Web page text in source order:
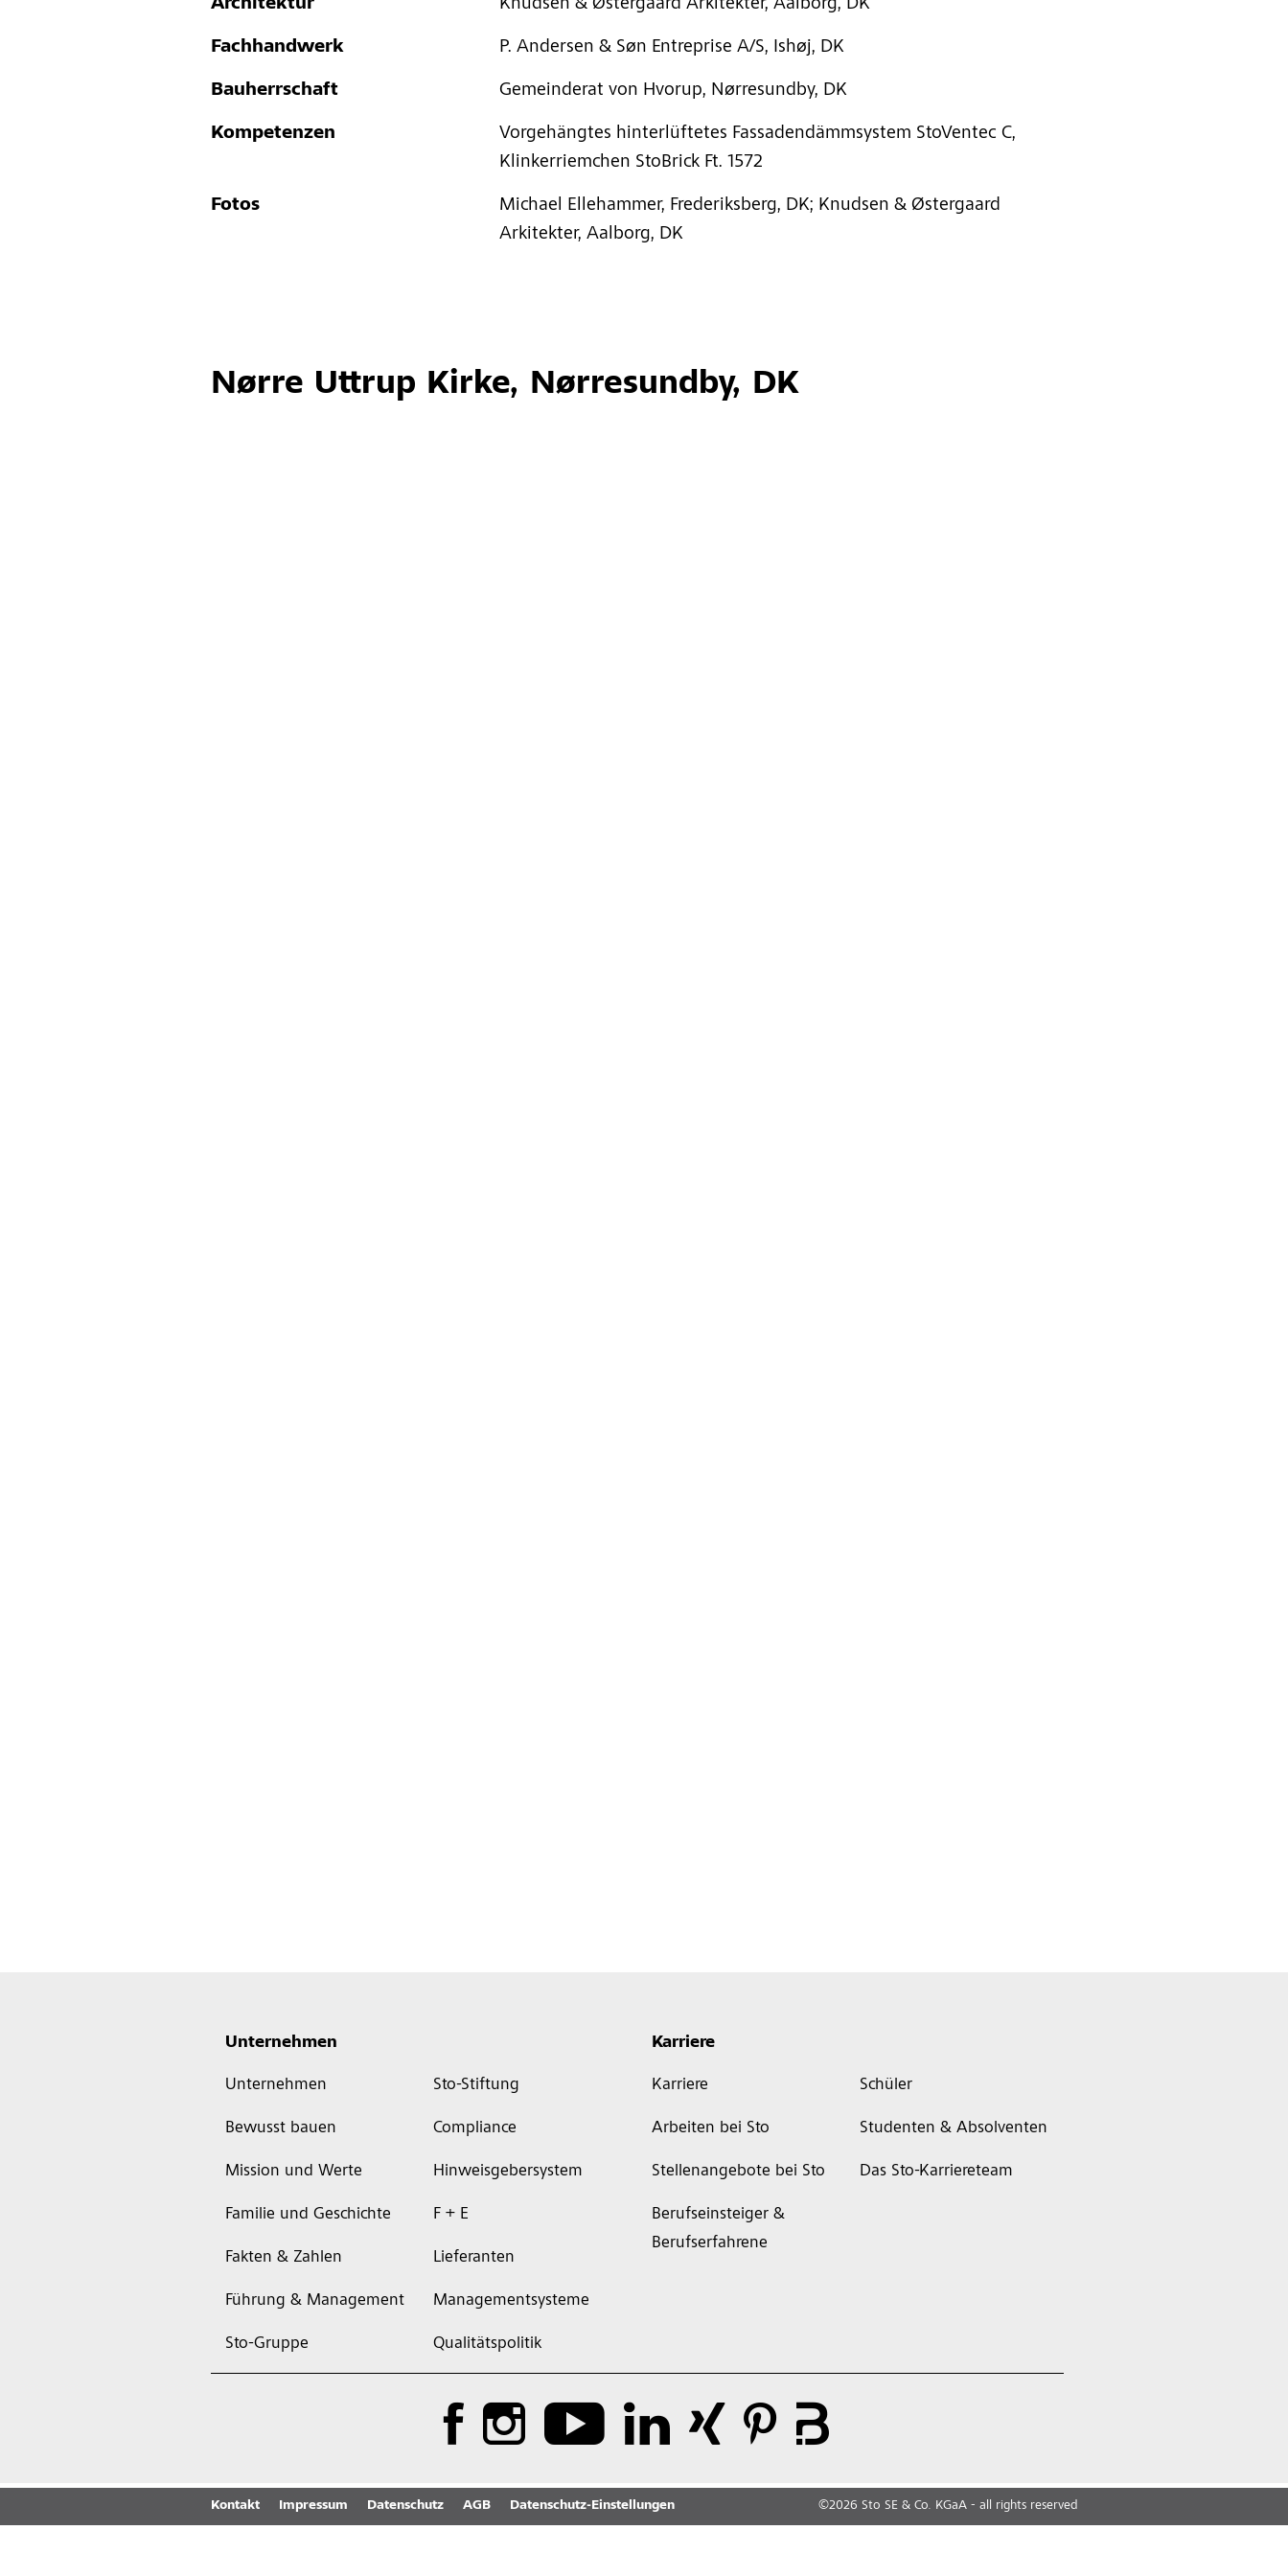
Architektur Knudsen & Østergaard Arkitekter, Aalborg, DK
Fachhandwerk P. Andersen & Søn Entreprise A/S, Ishøj, DK
Bauherrschaft Gemeinderat von Hvorup, Nørresundby, DK
Kompetenzen
Vorgehängtes hinterlüftetes Fassadendämmsystem StoVentec C,
Klinkerriemchen StoBrick Ft. 1572
Fotos
Michael Ellehammer, Frederiksberg, DK; Knudsen & Østergaard
Arkitekter, Aalborg, DK
Nørre Uttrup Kirke, Nørresundby, DK
Unternehmen
Unternehmen
Bewusst bauen
Mission und Werte
Familie und Geschichte
Fakten & Zahlen
Führung & Management
Sto-Gruppe
Sto-Stiftung
Compliance
Hinweisgebersystem
F + E
Lieferanten
Managementsysteme
Qualitätspolitik
Karriere
Karriere
Arbeiten bei Sto
Stellenangebote bei Sto
Berufseinsteiger &
Berufserfahrene
Schüler
Studenten & Absolventen
Das Sto-Karriereteam
Kontakt Impressum Datenschutz AGB Datenschutz-Einstellungen ©2026 Sto SE & Co. KGaA - all rights reserved